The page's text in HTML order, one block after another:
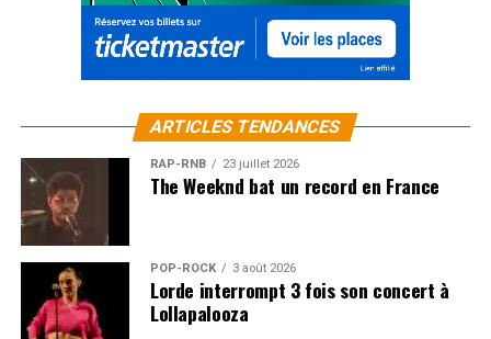
ARTICLES TENDANCES
RAP-RNB 23 juillet 2026
The Weeknd bat un record en France
POP-ROCK 3 août 2026
Lorde interrompt 3 fois son concert à
Lollapalooza